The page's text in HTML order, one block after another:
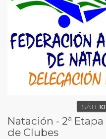
SÁB 10
Natación - 2ª
de Clubes